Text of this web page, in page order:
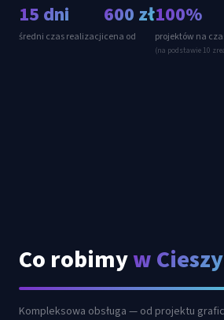
15 dni
średni czas realizacji
600 zł
cena od
100%
projektów na
(na podstawie 10
Co robimyw
Kompleksowa obsługa — od projektu